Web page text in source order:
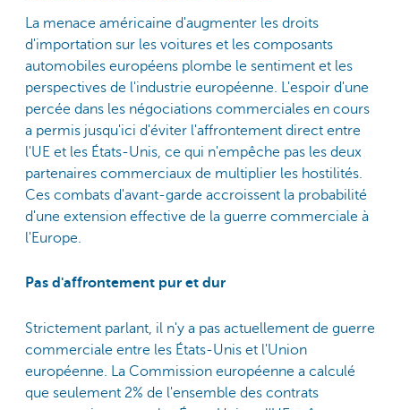
La menace américaine d'augmenter les droits
d'importation sur les voitures et les composants
automobiles européens plombe le sentiment et les
perspectives de l'industrie européenne. L'espoir d'une
percée dans les négociations commerciales en cours
a permis jusqu'ici d'éviter l'affrontement direct entre
l'UE et les États-Unis, ce qui n'empêche pas les deux
partenaires commerciaux de multiplier les hostilités.
Ces combats d'avant-garde accroissent la probabilité
d'une extension effective de la guerre commerciale à
l'Europe.
Pas d'affrontement pur et dur
Strictement parlant, il n'y a pas actuellement de guerre
commerciale entre les États-Unis et l'Union
européenne. La Commission européenne a calculé
que seulement 2% de l'ensemble des contrats